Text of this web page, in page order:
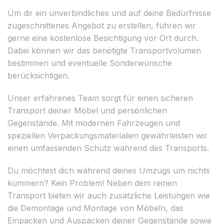
Um dir ein unverbindliches und auf deine Bedürfnisse
zugeschnittenes Angebot zu erstellen, führen wir
gerne eine kostenlose Besichtigung vor Ort durch.
Dabei können wir das benötigte Transportvolumen
bestimmen und eventuelle Sonderwünsche
berücksichtigen.
Unser erfahrenes Team sorgt für einen sicheren
Transport deiner Möbel und persönlichen
Gegenstände. Mit modernen Fahrzeugen und
speziellen Verpackungsmaterialien gewährleisten wir
einen umfassenden Schutz während des Transports.
Du möchtest dich während deines Umzugs um nichts
kümmern? Kein Problem! Neben dem reinen
Transport bieten wir auch zusätzliche Leistungen wie
die Demontage und Montage von Möbeln, das
Einpacken und Auspacken deiner Gegenstände sowie